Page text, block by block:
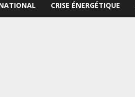
CRISE ÉNERGÉTIQUE